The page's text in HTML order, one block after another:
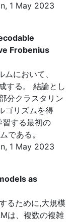
1 May 2023
Frobenius
において、
する。 結論とし
分クラスタリン
ゴリズムを得
する最初の
である。
1 May 2023
as
るために,大規模
は、複数の複雑